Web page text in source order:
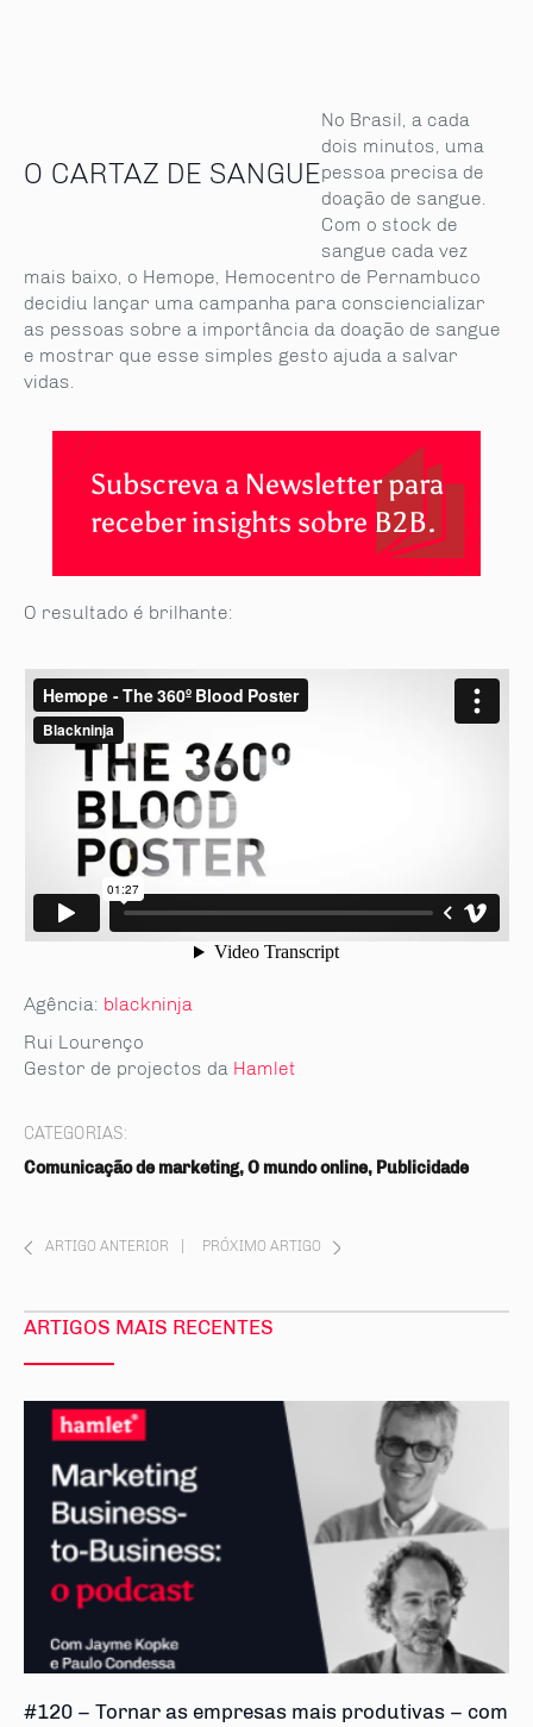
O CARTAZ DE SANGUE
No Brasil, a cada
dois minutos, uma
pessoa precisa de
doação de sangue.
Com o stock de
sangue cada vez
mais baixo, o Hemope, Hemocentro de Pernambuco
decidiu lançar uma campanha para consciencializar
as pessoas sobre a importância da doação de sangue
e mostrar que esse simples gesto ajuda a salvar
vidas.
Subscreva a Newsletter para
receber insights sobre B2B.
O resultado é brilhante:
Agência: blackninja
Rui Lourenço
Gestor de projectos da Hamlet
CATEGORIAS:
Comunicação de marketing, O mundo online, Publicidade
ARTIGO ANTERIOR PRÓXIMO ARTIGO
ARTIGOS MAIS RECENTES
#120 – Tornar as empresas mais produtivas – com